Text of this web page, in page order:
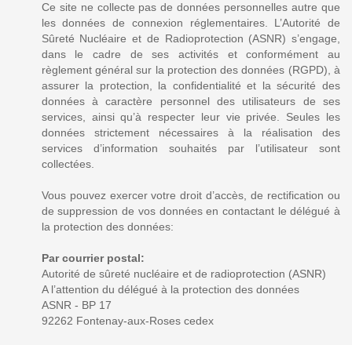
Ce site ne collecte pas de données personnelles autre que
les données de connexion réglementaires. L’Autorité de
Sûreté Nucléaire et de Radioprotection (ASNR) s’engage,
dans le cadre de ses activités et conformément au
règlement général sur la protection des données (RGPD), à
assurer la protection, la confidentialité et la sécurité des
données à caractère personnel des utilisateurs de ses
services, ainsi qu’à respecter leur vie privée. Seules les
données strictement nécessaires à la réalisation des
services d’information souhaités par l’utilisateur sont
collectées.
Vous pouvez exercer votre droit d’accès, de rectification ou
de suppression de vos données en contactant le délégué à
la protection des données:
Par courrier postal:
Autorité de sûreté nucléaire et de radioprotection (ASNR)
A l’attention du délégué à la protection des données
ASNR - BP 17
92262 Fontenay-aux-Roses cedex